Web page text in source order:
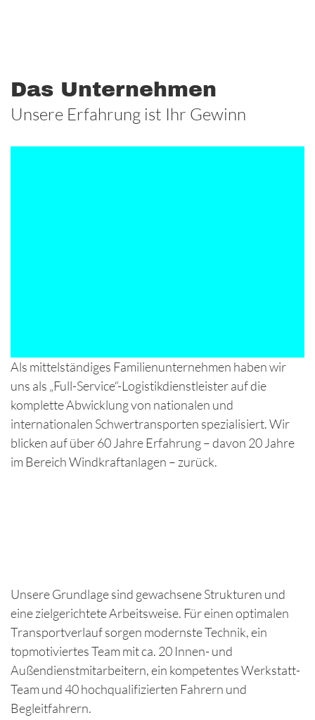
Das Unternehmen
Unsere Erfahrung ist Ihr Gewinn
Als mittelständiges Familienunternehmen haben wir
uns als „Full-Service“-Logistikdienstleister auf die
komplette Abwicklung von nationalen und
internationalen Schwertransporten spezialisiert. Wir
blicken auf über 60 Jahre Erfahrung – davon 20 Jahre
im Bereich Windkraftanlagen – zurück.
Unsere Grundlage sind gewachsene Strukturen und
eine zielgerichtete Arbeitsweise. Für einen optimalen
Transportverlauf sorgen modernste Technik, ein
topmotiviertes Team mit ca. 20 Innen- und
Außendienstmitarbeitern, ein kompetentes Werkstatt-
Team und 40 hochqualifizierten Fahrern und
Begleitfahrern.